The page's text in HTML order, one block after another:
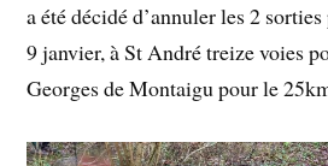
a été décidé d’annuler les 2
9 janvier, à St André treize voies
Georges de Montaigu pour le